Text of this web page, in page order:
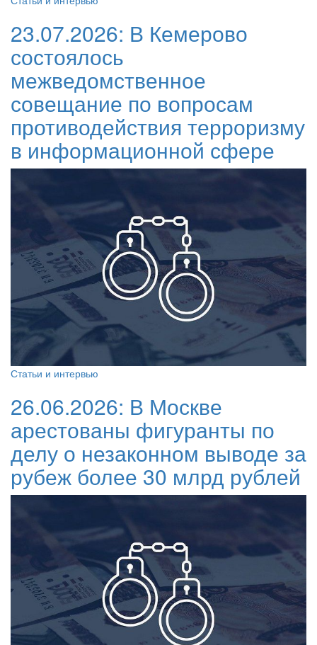
23.07.2026: В Кемерово
состоялось
межведомственное
совещание по вопросам
противодействия терроризму
в информационной сфере
Статьи и интервью
26.06.2026: В Москве
арестованы фигуранты по
делу о незаконном выводе за
рубеж более 30 млрд рублей